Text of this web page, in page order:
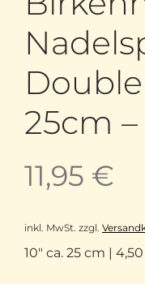
Double
25cm
11,95 €
inkl. MwSt. zzgl.
10″ ca. 25 cm |